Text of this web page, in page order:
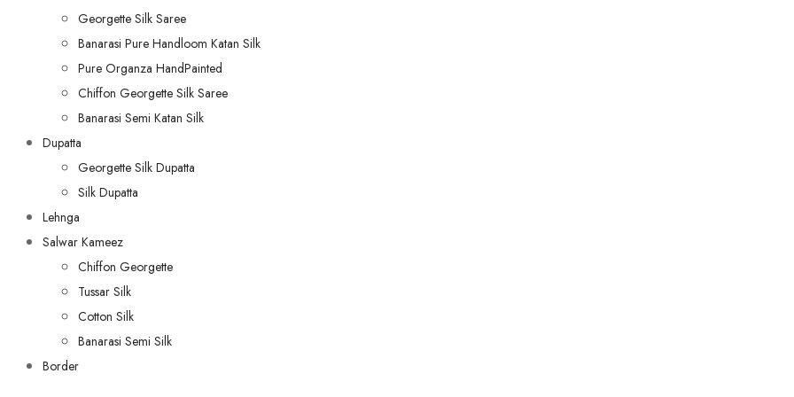
Georgette Silk Saree
Banarasi Pure Handloom Katan Silk
Pure Organza HandPainted
Chiffon Georgette Silk Saree
Banarasi Semi Katan Silk
Dupatta
Georgette Silk Dupatta
Silk Dupatta
Lehnga
Salwar Kameez
Chiffon Georgette
Tussar Silk
Cotton Silk
Banarasi Semi Silk
Border